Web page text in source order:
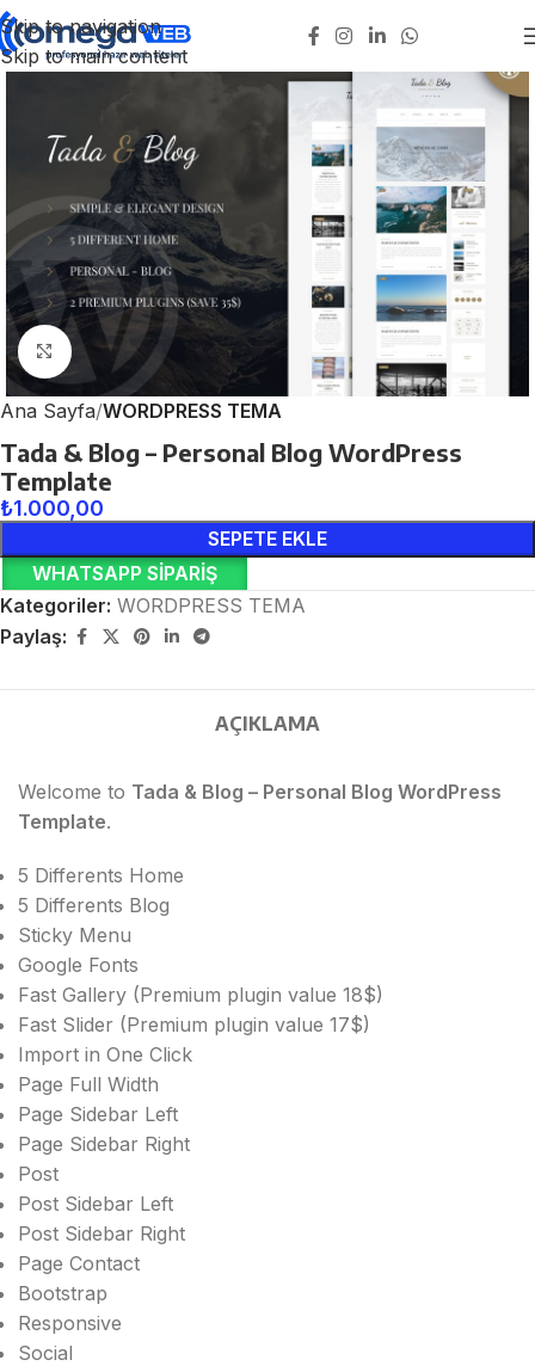
Skip to navigation
Skip to main content
Click to enlarge
Ana Sayfa WORDPRESS TEMA
Tada & Blog – Personal Blog WordPress
Template
₺1.000,00
SEPETE EKLE
WHATSAPP SIPARIŞ
Kategoriler: WORDPRESS TEMA
Paylaş:
AÇIKLAMA
Welcome to Tada & Blog – Personal Blog WordPress
Template.
5 Differents Home
5 Differents Blog
Sticky Menu
Google Fonts
Fast Gallery (Premium plugin value 18$)
Fast Slider (Premium plugin value 17$)
Import in One Click
Page Full Width
Page Sidebar Left
Page Sidebar Right
Post
Post Sidebar Left
Post Sidebar Right
Page Contact
Bootstrap
Responsive
Social